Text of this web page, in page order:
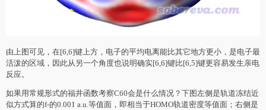
由上图可见，在[6,6]键上方，电子的平均电离能比其它地方更小，是电子最
活泼的区域，因此从另一个角度也说明确实[6,6]键比[6,5]键更容易发生亲电
反应。
如果用常规形式的福井函数考察C60会是什么情况？下图左侧是轨道冻结近
似方式算的f-的0.001 a.u.等值面，即相当于HOMO轨道密度等值面；右侧是